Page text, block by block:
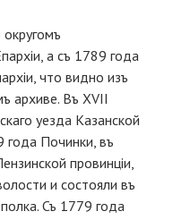
а съ 1789 года
что видно изъ
архиве. Въ XVІІ
уезда Казанской
года Починки, въ
провинціи,
и состояли въ
полка. Съ 1779 года